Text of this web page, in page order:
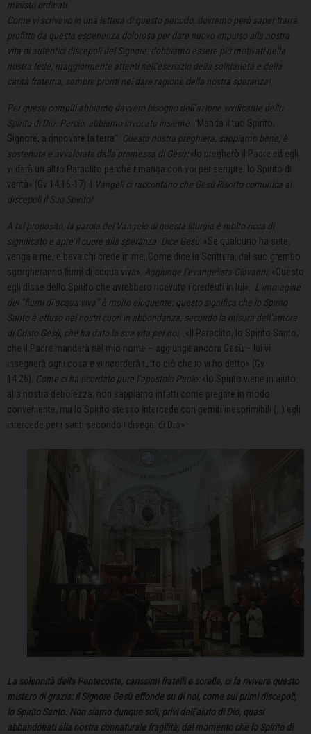
ministri ordinati.
Come vi scrivevo in una lettera di questo periodo, dovremo però saper trarre
profitto da questa esperienza dolorosa per dare nuovo impulso alla nostra
vita di autentici discepoli del Signore: dobbiamo essere più motivati nella
nostra fede, maggiormente attenti nell’esercizio della solidarietà e della
carità fraterna, sempre pronti nel dare ragione della nostra speranza!
Per questi compiti abbiamo davvero bisogno dell’azione vivificante dello
Spirito di Dio. Perciò, abbiamo invocato insieme: “Manda il tuo Spirito,
Signore, a rinnovare la terra”. Questa nostra preghiera, sappiamo bene, è
sostenuta e avvalorata dalla promessa di Gesù:«Io pregherò il Padre ed egli
vi darà un altro Paraclito perché rimanga con voi per sempre, lo Spirito di
verità» (Gv 14,16-17). I
Vangeli ci raccontano che Gesù Risorto comunica ai
discepoli il Suo Spirito!
A tal proposito, la parola del Vangelo di questa liturgia è molto ricca di
significato e apre il cuore alla speranza. Dice Gesù: «Se qualcuno ha sete,
venga a me, e beva chi crede in me. Come dice la Scrittura: dal suo grembo
sgorgheranno fiumi di acqua viva». Aggiunge l’evangelista Giovanni:«Questo
egli disse dello Spirito che avrebbero ricevuto i credenti in lui».
L’immagine
dei “fiumi di acqua viva” è molto eloquente: questo significa che lo Spirito
Santo è effuso nei nostri cuori in abbondanza, secondo la misura dell’amore
di Cristo Gesù, che ha dato la sua vita per noi.
«Il Paraclito, lo Spirito Santo,
che il Padre manderà nel mio nome – aggiunge ancora Gesù – lui vi
insegnerà ogni cosa e vi ricorderà tutto ciò che io vi ho detto» (Gv
14,26). Come ci ha ricordato pure l’apostolo Paolo:«lo Spirito viene in aiuto
alla nostra debolezza; non sappiamo infatti come pregare in modo
conveniente, ma lo Spirito stesso intercede con gemiti inesprimibili (…) egli
intercede per i santi secondo i disegni di Dio».
La solennità della Pentecoste, carissimi fratelli e sorelle, ci fa rivivere questo
mistero di grazia: il Signore Gesù effonde su di noi, come sui primi discepoli,
lo Spirito Santo. Non siamo dunque soli, privi dell’aiuto di Dio, quasi
abbandonati alla nostra connaturale fragilità, dal momento che lo Spirito di